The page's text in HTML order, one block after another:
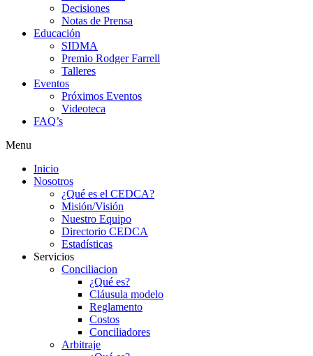
Decisiones
Notas de Prensa
Educación
SIDMA
Premio Rodger Farrell
Talleres
Eventos
Próximos Eventos
Videoteca
FAQ’s
Menu
Inicio
Nosotros
¿Qué es el CEDCA?
Misión/Visión
Nuestro Equipo
Directorio CEDCA
Estadísticas
Servicios
Conciliacion
¿Qué es?
Cláusula modelo
Reglamento
Costos
Conciliadores
Arbitraje